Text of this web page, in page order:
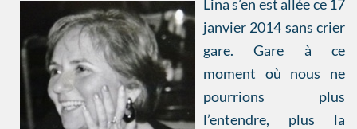
Lina s’en est allée ce 17
janvier 2014 sans crier
gare. Gare à ce
moment où nous ne
pourrions plus
l’entendre, plus la